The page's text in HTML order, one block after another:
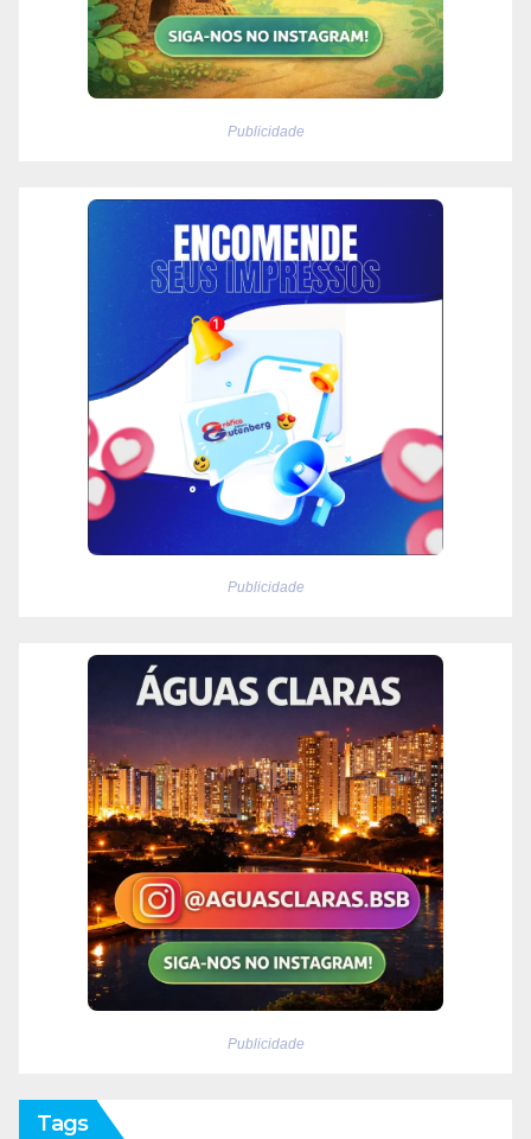
Publicidade
Publicidade
Publicidade
Tags